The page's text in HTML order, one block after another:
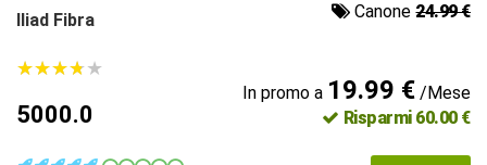
Iliad Fibra Canone24.99 €
★★★★★
★★★★★
5000.0
In promo a 19.99 €/Mese
Risparmi 60.00 €